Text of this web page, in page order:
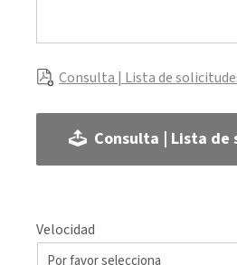
Consulta | Lista de
Consulta | Lista
Velocidad